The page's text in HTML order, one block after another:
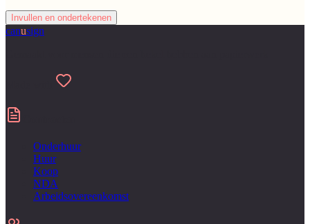
Invullen en ondertekenen
canusign
Onderhuur
Huur
Koop
NDA
Arbeidsovereenkomst